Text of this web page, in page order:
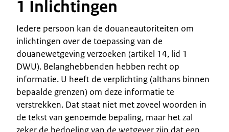
1 Inlichtingen
Iedere persoon kan de douaneautoriteiten om
inlichtingen over de toepassing van de
douanewetgeving verzoeken (artikel 14, lid 1
DWU). Belanghebbenden hebben recht op
informatie. U heeft de verplichting (althans binnen
bepaalde grenzen) om deze informatie te
verstrekken. Dat staat niet met zoveel woorden in
de tekst van genoemde bepaling, maar het zal